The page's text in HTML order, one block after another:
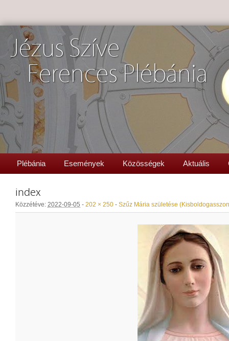
Jézus Szíve
Ferences Plébánia
Plébánia Események Közösségek Aktuális
index
Közzétéve: 2022-09-05 - 202 × 250 - Szűz Mária születése